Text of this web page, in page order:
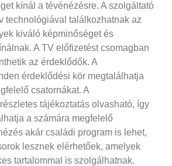
kínál a tévénézésre. A szolgáltató
technológiával találkozhatnak az
kiváló képminőséget és
A TV előfizetést csomagban
az érdeklődők. A
érdeklődési kör megtalálhatja
csatornákat. A
tájékoztatás olvasható, így
a számára megfelelő
akár családi program is lehet,
lesznek elérhetőek, amelyek
tartalommal is szolgálhatnak.